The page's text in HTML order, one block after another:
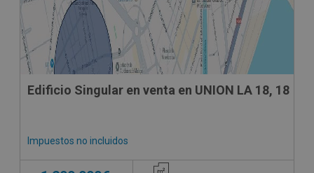
Edificio Singular en venta en UNION LA 18, 18
Impuestos no incluidos